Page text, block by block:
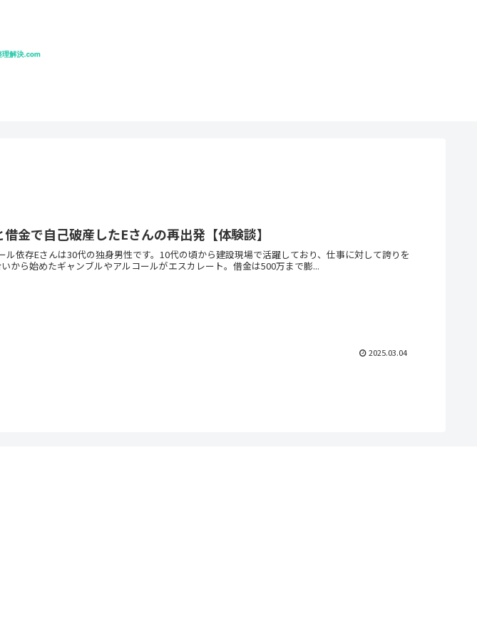
金で自己破産したEさんの再出発【体験談】
依存Eさんは30代の独身男性です。10代の頃から建設現場で活躍しており、仕事に対して誇りを
から始めたギャンブルやアルコールがエスカレート。借金は500万まで膨...
2025.03.04